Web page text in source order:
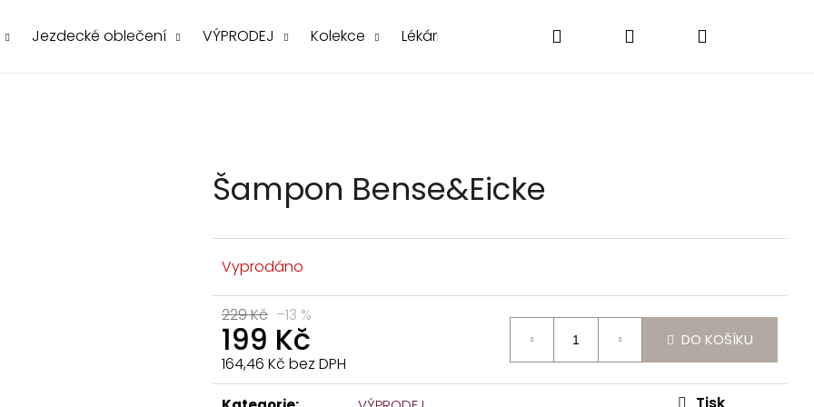
Jezdecké oblečení VÝPRODEJ Kolekce Lékárničky Poukázky Doplňky O nás
Hledat PřihlášeníNákupní
Šampon Bense&Eicke
Vyprodáno
229 Kč –13 %
199 Kč
164,46 Kč bez DPH
Měrná
DO KOŠÍKU
Následující